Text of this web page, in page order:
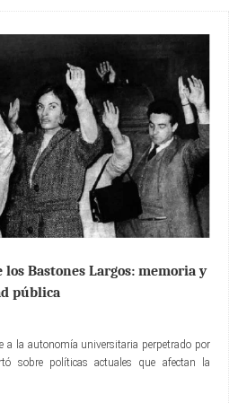
los Bastones Largos: memoria y
pública
a la autonomía universitaria perpetrado por
sobre políticas actuales que afectan la